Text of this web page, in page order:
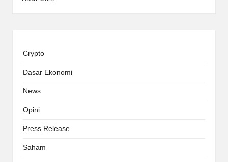
Crypto
Dasar Ekonomi
News
Opini
Press Release
Saham